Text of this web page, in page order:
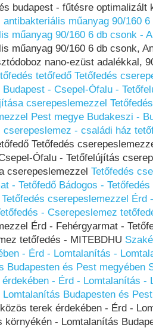
budapest - fűtésre optimalizált
antibakteriális műanyag 90/160
műanyag 90/160 6 db csonk -
műanyag 90/160 6 db csonk,
nano-ezüst adalékkal,
tetőfedő Tetőfedés
Budapest - Csepel-Ófalu -
cserepeslemezzel
Pest megye Budakeszi -
cserepeslemez - családi ház
Tetőfedés
Ófalu - Tetőfelújítás
cserepeslemezzel Tetőfedés
- Tetőfedő Bádogos -
Tetőfedés cserepeslemezzel Érd
- Cserepeslemez
Érd - Fehérgyarmat -
tetőfedés - MITEBDHU
- Érd - Lomtalanítás -
Budapesten és Pest megyében
- Érd - Lomtalanítás -
Budapesten és
terek érdekében - Érd -
környékén - Lomtalanítás